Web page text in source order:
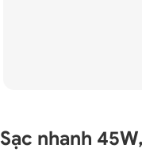
Sạc nhanh